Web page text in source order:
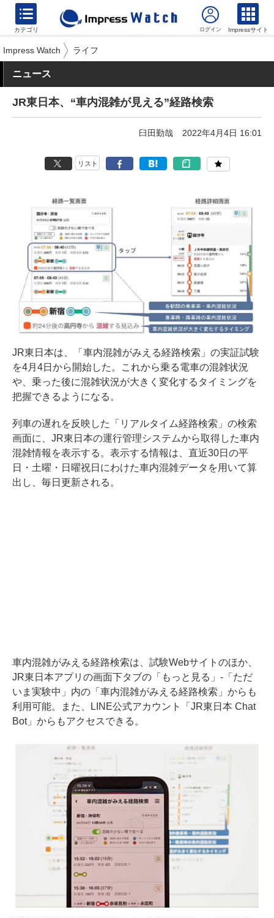
カテゴリ Impressサイト
Impress Watch ライフ
ニュース
JR東日本、“車内混雑が見える”経路検索
臼田勤哉 2022年4月4日 16:01
リスト
JR東日本は、「車内混雑がみえる経路検索」の実証試験
を4月4日から開始した。これから乗る電車の混雑状況
や、乗った後に混雑状況が大きく変化するタイミングを
把握できるようになる。
列車の遅れを反映した「リアルタイム経路検索」の検索
画面に、JR東日本の運行管理システムから取得した車内
混雑情報を表示する。表示する情報は、直近30日の平
日・土曜・日曜祝日にわけた車内混雑データを用いて算
出し、毎日更新される。
車内混雑がみえる経路検索は、試験Webサイトのほか、
JR東日本アプリの画面下タブの「もっと見る」-「ただ
いま実験中」内の「車内混雑がみえる経路検索」からも
利用可能。また、LINE公式アカウント「JR東日本 Chat
Bot」からもアクセスできる。